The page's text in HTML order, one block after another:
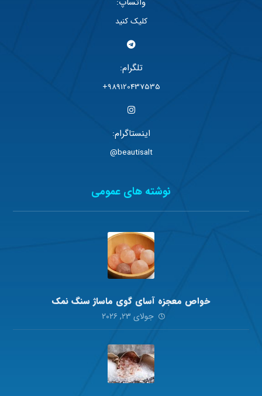
کلیک کنید
تلگرام:
989120437535+
اینستاگرام:
beautisalt@
نوشته های عمومی
خواص معجزه آسای گوی ماساژ سنگ نمک
جولای ۲۳, ۲۰۲۶